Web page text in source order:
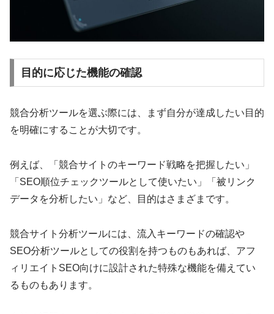
目的に応じた機能の確認
競合分析ツールを選ぶ際には、まず自分が達成したい目的
を明確にすることが大切です。
例えば、「競合サイトのキーワード戦略を把握したい」
「SEO順位チェックツールとして使いたい」「被リンク
データを分析したい」など、目的はさまざまです。
競合サイト分析ツールには、流入キーワードの確認や
SEO分析ツールとしての役割を持つものもあれば、アフ
ィリエイトSEO向けに設計された特殊な機能を備えてい
るものもあります。